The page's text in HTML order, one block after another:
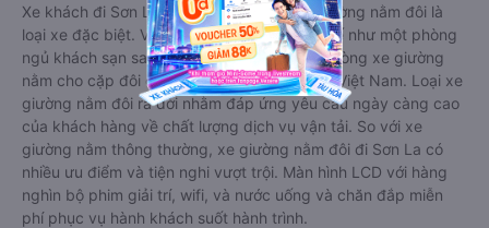
Xe khách đi Sơn La từ Cầu Giấy - Hà Nội giường nằm đôi là
loại xe đặc biệt. Với mỗi giường được thiết kế như một phòng
ngủ khách sạn sang trọng, hiện đại. Đây là dòng xe giường
nằm cho cặp đôi đi Sơn La mới xuất hiện tại Việt Nam. Loại xe
giường nằm đôi ra đời nhằm đáp ứng yêu cầu ngày càng cao
của khách hàng về chất lượng dịch vụ vận tải. So với xe
giường nằm thông thường, xe giường nằm đôi đi Sơn La có
nhiều ưu điểm và tiện nghi vượt trội. Màn hình LCD với hàng
nghìn bộ phim giải trí, wifi, và nước uống và chăn đắp miễn
phí phục vụ hành khách suốt hành trình.